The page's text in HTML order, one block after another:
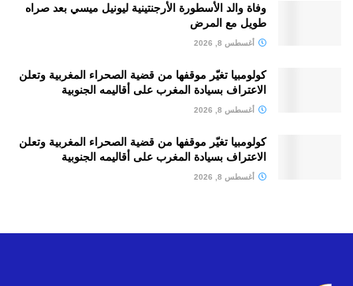
وفاة والد الأسطورة الأرجنتينية ليونيل ميسي بعد صراه
طويل مع المرض
أغسطس 8, 2026
كولومبيا تغيّر موقفها من قضية الصحراء المغربية وتعلن
الاعتراف بسيادة المغرب على أقاليمه الجنوبية
أغسطس 8, 2026
كولومبيا تغيّر موقفها من قضية الصحراء المغربية وتعلن
الاعتراف بسيادة المغرب على أقاليمه الجنوبية
أغسطس 8, 2026